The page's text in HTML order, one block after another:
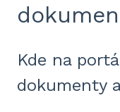
Kde na
dokumenty